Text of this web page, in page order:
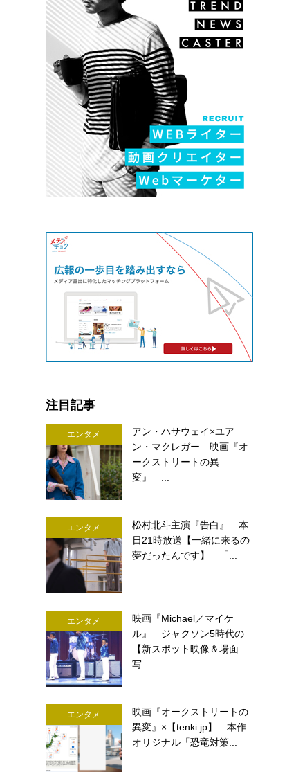
注目記事
エンタメ
アン・ハサウェイ×ユア
ン・マクレガー 映画『オ
ークストリートの異
変』 ...
エンタメ
松村北斗主演『告白』 本
日21時放送【一緒に来るの
夢だったんです】 「...
エンタメ
映画『Michael／マイケ
ル』 ジャクソン5時代の
【新スポット映像＆場面
写...
エンタメ
映画『オークストリートの
異変』×【tenki.jp】 本作
オリジナル「恐竜対策...